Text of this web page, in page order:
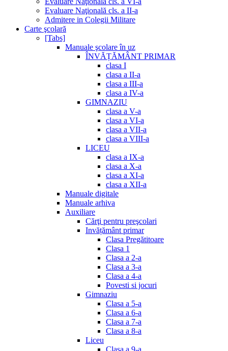
Evaluare Naţională cls. a II-a
Admitere in Colegii Militare
Carte şcolară
[Tabs]
Manuale şcolare în uz
ÎNVĂȚĂMÂNT PRIMAR
clasa I
clasa a II-a
clasa a III-a
clasa a IV-a
GIMNAZIU
clasa a V-a
clasa a VI-a
clasa a VII-a
clasa a VIII-a
LICEU
clasa a IX-a
clasa a X-a
clasa a XI-a
clasa a XII-a
Manuale digitale
Manuale arhiva
Auxiliare
Cărţi pentru preşcolari
Invățământ primar
Clasa Pregătitoare
Clasa 1
Clasa a 2-a
Clasa a 3-a
Clasa a 4-a
Povesti si jocuri
Gimnaziu
Clasa a 5-a
Clasa a 6-a
Clasa a 7-a
Clasa a 8-a
Liceu
Clasa a 9-a